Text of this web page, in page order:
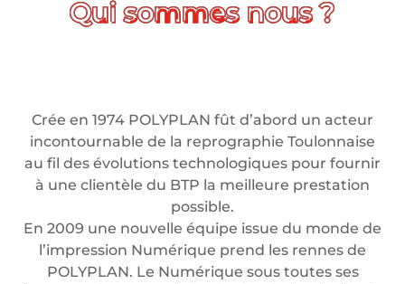
Crée en 1974 POLYPLAN fût d’abord un acteur
incontournable de la reprographie Toulonnaise
au fil des évolutions technologiques pour fournir
à une clientèle du BTP la meilleure prestation
possible.
En 2009 une nouvelle équipe issue du monde de
l’impression Numérique prend les rennes de
POLYPLAN. Le Numérique sous toutes ses